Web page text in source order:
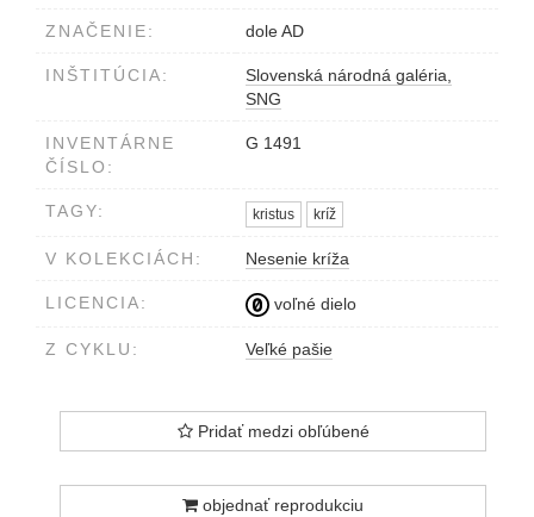
ZNAČENIE: dole AD
INŠTITÚCIA:
Slovenská národná galéria,
SNG
INVENTÁRNE
ČÍSLO:
G 1491
TAGY: kristus kríž
V KOLEKCIÁCH: Nesenie kríža
LICENCIA: voľné dielo
Z CYKLU: Veľké pašie
Pridať medzi obľúbené
objednať reprodukciu